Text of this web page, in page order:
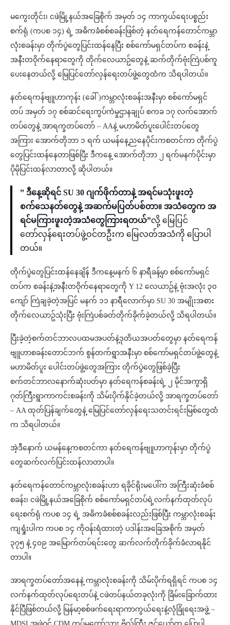
မကွေးတိုင်း၊ ငဖဲမြို့နယ်အခြေစိုက် အမှတ် ၁၄ ကာကွယ်ရေးပစ္စည်း
စက်ရုံ (ကပစ ၁၄) ရဲ့ အဓိကခံစစ်စခန်းဖြစ်တဲ့ နတ်ရေကန်တောင်ကမ္ဘာ
လုံးစခန်းမှာ တိုက်ပွဲတွေပြင်းထန်နေပြီး စစ်ကော်မရှင်တပ်က စခန်းနဲ့
အနီးတဝိုက်နေရာတွေကို တိုက်လေယာဥ်တွေနဲ့ ဆက်တိုက်ဗုံးကြဲပစ်ကူ
ပေးနေတယ်လို့ မြေပြင်တော်လှန်ရေးတပ်ဖွဲ့တွေထံက သိရပါတယ်။
နတ်ရေကန်ဗျူဟာကုန်း (ခေါ် )ကမ္ဘာလုံးစခန်းအနီးမှာ စစ်ကော်မရှင်
တပ် အမှတ် ၁၇ စစ်ဆင်ရေးကွပ်ကဲမှုဌာနချုပ် စကခ ၁၇ လက်အောက်
တပ်တွေနဲ့ အာရက္ခတပ်တော် – AAနဲ့ မဟာမိတ်ပူးပေါင်းတပ်တွေ
အကြား အောက်တိုဘာ ၁ ရက် ယမန်နေ့ညနေပိုင်းကစတင်ကာ တိုက်ပွဲ
တွေပြင်းထန်နေတာဖြစ်ပြီး ဒီကနေ့ အောက်တိုဘာ ၂ ရက်မနက်ပိုင်းမှာ
ပိုမိုပြင်းထန်လာတာလို့ ဆိုပါတယ်။
” ဒီနေ့ဆိုရင် SU 30 ဂျက်ဖိုက်တာနဲ့ အရင်မသုံးဖူးတဲ့
စက်သေနတ်တွေနဲ့ အဆက်မပြတ်ပစ်တာ။ အသံတွေက အ
ရင်မကြားဖူးတဲ့အသံတွေကြားရတယ်”လို့ မြေပြင်
တော်လှန်ရေးတပ်ဖွဲ့ဝင်တဦးက မြေလတ်အသံကို ပြောပါ
တယ်။
တိုက်ပွဲတွေပြင်းထန်နေချိန် ဒီကနေ့မနက် ၆ နာရီခန့်မှာ စစ်ကော်မရှင်
တပ်က စခန်းနဲ့အနီးတဝိုက်နေရာတွေကို Y 12 လေယာဥ်နဲ့ ဗုံးအလုံး ၃၀
ကျော် ကြဲချခဲ့တဲ့အပြင် မနက် ၁၁ နာရီလောက်မှာ SU 30 အမျိုးအစား
တိုက်လေယာဥ်သုံးပြီး ဗုံးကြဲပစ်ခတ်တိုက်ခိုက်ခဲ့တယ်လို့ သိရပါတယ်။
ပြီးခဲ့တဲ့စက်တင်ဘာလပထမအပတ်နဲ့ဒုတိယအပတ်တွေမှာ နတ်ရေကန်
ဗျူဟာစခန်းတောင်ဘက် စွန်တက်ရွာအနီးမှာ စစ်ကော်မရှင်တပ်ဖွဲ့တွေနဲ့
မဟာမိတ်ပူး ပေါင်းတပ်ဖွဲ့တွေအကြား တိုက်ပွဲတွေဖြစ်ခဲ့ပြီး
စက်တင်ဘာလနောက်ဆုံးပတ်မှာ နတ်ရေကန်စခန်းရဲ့ ၂ မိုင်အကွာရှိ
ဂုတ်ကြီးရွာကာကင်းစခန်းကို သိမ်းပိုက်နိုင်ခဲ့တယ်လို့ အာရက္ခတပ်တော်
– AA ထုတ်ပြန်ချက်တွေနဲ့ မြေပြင်တော်လှန်ရေးသတင်းရင်းမြစ်တွေထံ
က သိရပါတယ်။
အဲ့ဒီနောက် ယမန်နေ့ကစတင်ကာ နတ်ရေကန်ဗျူဟာကုန်းမှာ တိုက်ပွဲ
တွေဆက်လက်ပြင်းထန်လာတာပါ။
နတ်ရေကန်တောင်ကမ္ဘာလုံးစခန်းဟာ ရခိုင်ရိုးမပေါ်က အကြီးဆုံးခံစစ်
စခန်း၊ ငဖဲမြို့နယ်အခြေစိုက် စစ်ကော်မရှင်တပ်ရဲ့လက်နက်ထုတ်လုပ်
ရေးစက်ရုံ ကပစ ၁၄ ရဲ့ အဓိကခံစစ်စခန်းလည်းဖြစ်ပြီး ကမ္ဘာလုံးစခန်း
ကျရှုံးပါက ကပစ ၁၄ ကိုဝန်းရံထားတဲ့ ပဒါန်းအခြေအစိုက် အမှတ်
၃၇၅ နဲ့ ၄၀၉ အမြောက်တပ်ရင်းတွေ ဆက်လက်တိုက်ခိုက်ခံလာရနိုင်
တာပါ။
အာရက္ခတပ်တော်အနေနဲ့ ကမ္ဘာလုံးစခန်းကို သိမ်းပိုက်ရရှိရင် ကပစ ၁၄
လက်နက်ထုတ်လုပ်ရေးတပ်နဲ့ ငဖဲတပ်နယ်တခုလုံးကို ခြိမ်းခြောက်ထား
နိုင်ပြီဖြစ်တယ်လို့ မြန်မာ့စစ်ဖက်ရေးရာကာကွယ်ရေးနဲ့လုံခြုံရေးအဖွဲ့ –